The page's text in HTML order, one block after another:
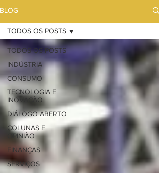
BLOG
TODOS OS POSTS
INDÚSTRIA
CONSUMO
TECNOLOGIA E
INOVAÇÃO
DIÁLOGO ABERTO
COLUNAS E
OPINIÃO
FINANÇAS
SERVIÇOS
TODOS OS POSTS